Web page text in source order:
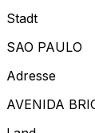
Stadt
SAO PAULO
Adresse
AVENIDA